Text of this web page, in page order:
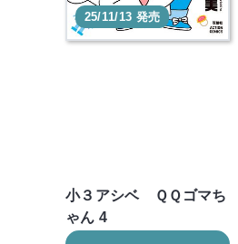
25/11/13 発売
小３アシベ ＱＱゴマち
ゃん 4